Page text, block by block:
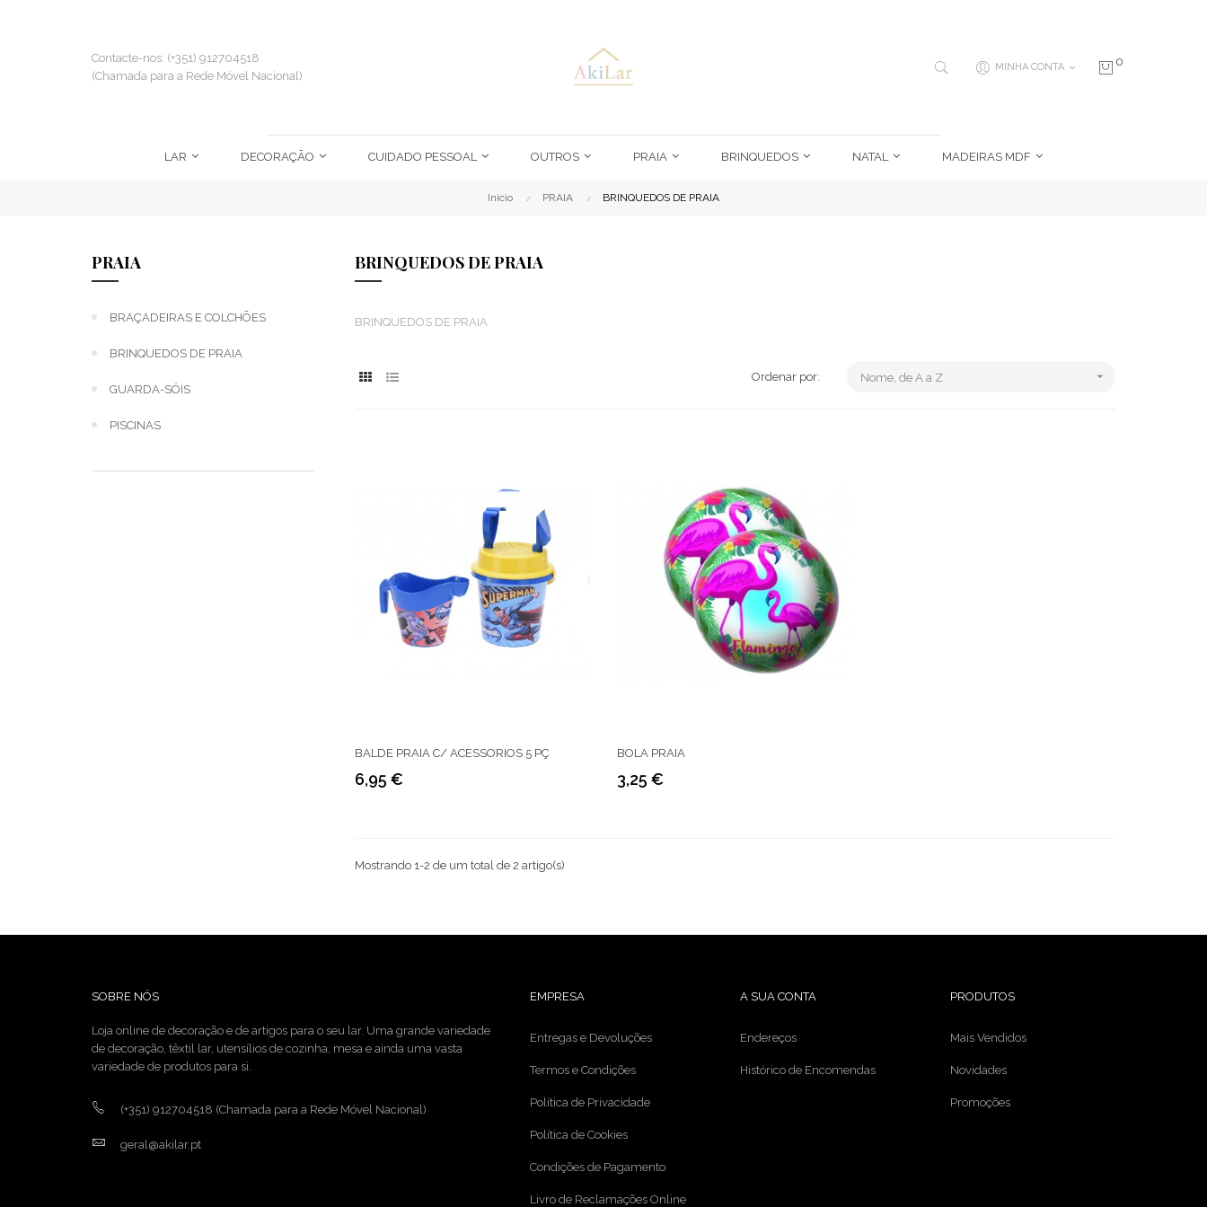
Contacte-nos: (+351) 912704518
(Chamada para a Rede Móvel Nacional)
MINHA CONTA 0
LAR DECORAÇÃO CUIDADO PESSOAL OUTROS PRAIA BRINQUEDOS NATAL MADEIRAS MDF
Início PRAIA BRINQUEDOS DE PRAIA
PRAIA
BRAÇADEIRAS E COLCHÕES
BRINQUEDOS DE PRAIA
GUARDA-SÓIS
PISCINAS
BRINQUEDOS DE PRAIA
BRINQUEDOS DE PRAIA
Ordenar por: Nome, de A a Z 
BALDE PRAIA C/ ACESSORIOS 5 PÇ
Preço
6,95 €
BOLA PRAIA
Preço
3,25 €
Mostrando 1-2 de um total de 2 artigo(s)
SOBRE NÓS
Loja online de decoração e de artigos para o seu lar. Uma grande variedade
de decoração, têxtil lar, utensílios de cozinha, mesa e ainda uma vasta
variedade de produtos para si.
(+351) 912704518 (Chamada para a Rede Móvel Nacional)
geral@akilar.pt
EMPRESA
Entregas e Devoluções
Termos e Condições
Política de Privacidade
Política de Cookies
Condições de Pagamento
Livro de Reclamações Online
A SUA CONTA
Endereços
Histórico de Encomendas
PRODUTOS
Mais Vendidos
Novidades
Promoções